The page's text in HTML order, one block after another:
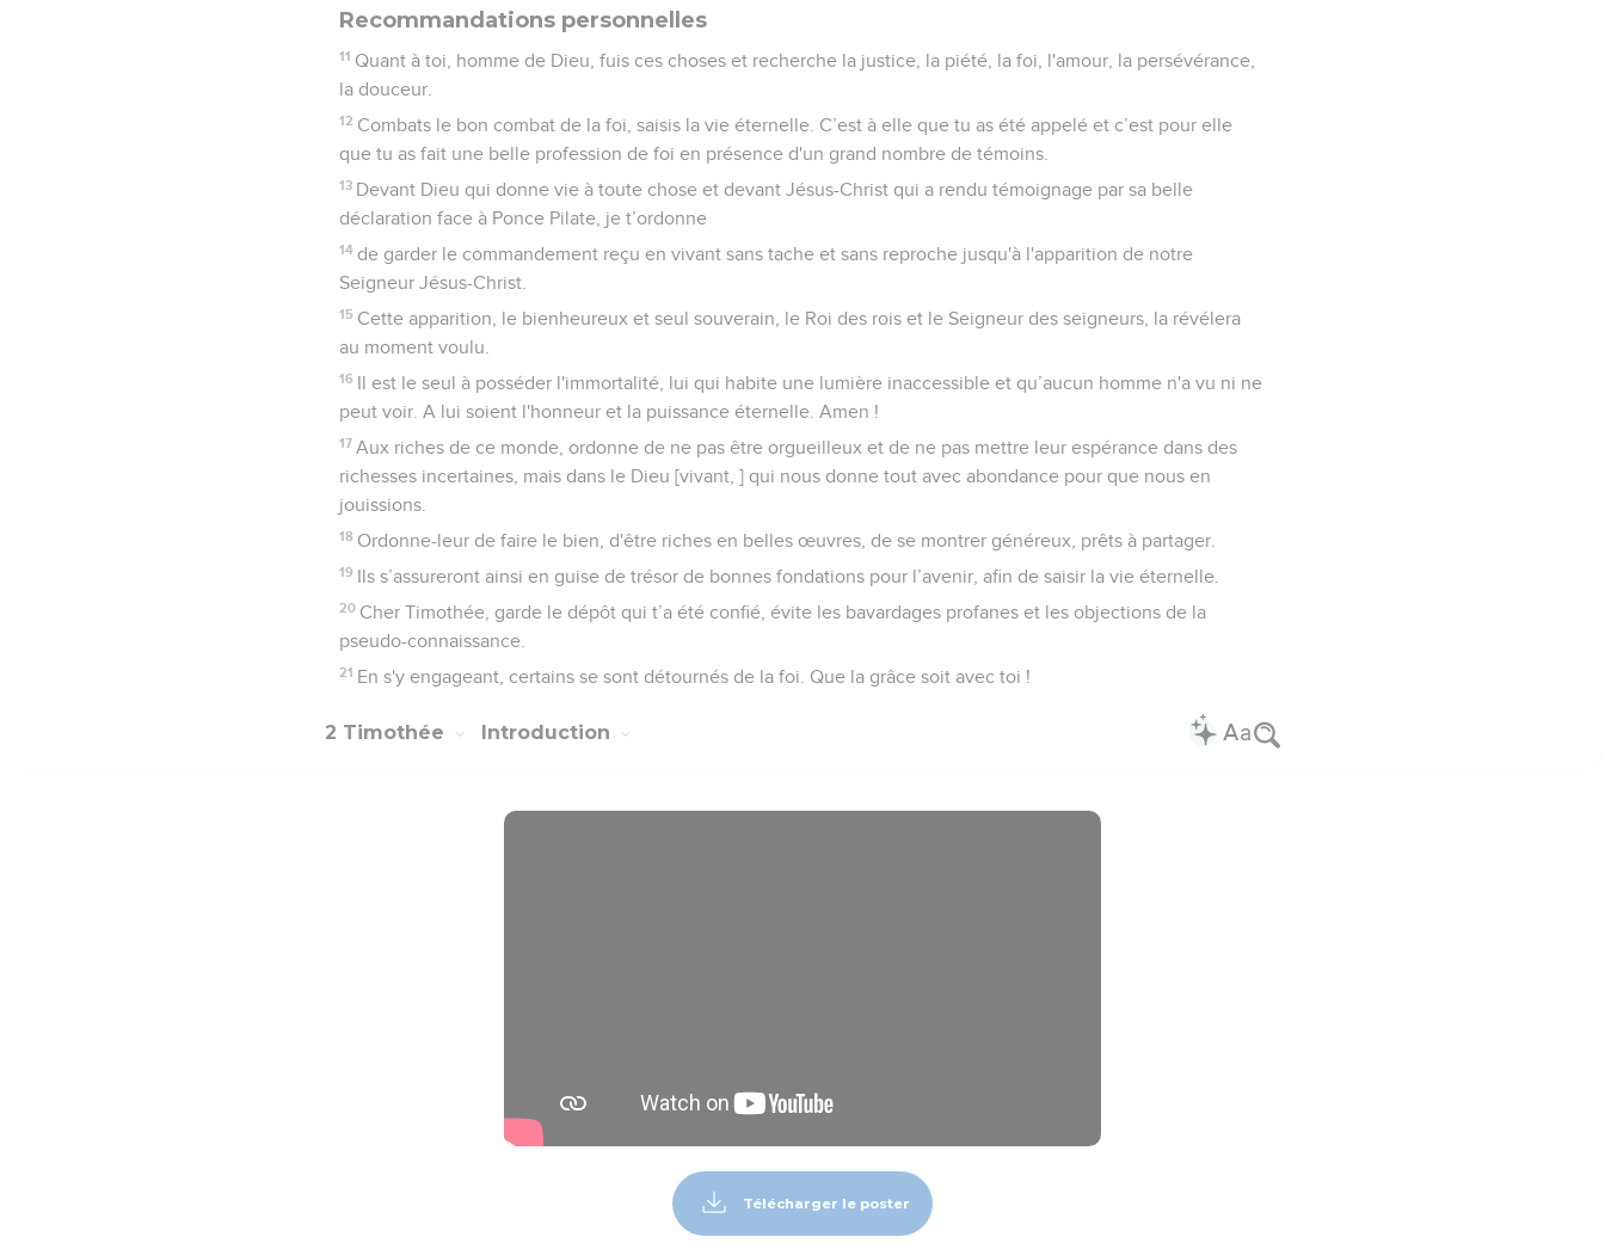
Recommandations personnelles
11 Quant à toi, homme de Dieu, fuis ces choses et recherche la justice, la piété, la foi, l'amour, la persévérance,
la douceur.
12 Combats le bon combat de la foi, saisis la vie éternelle. C’est à elle que tu as été appelé et c’est pour elle
que tu as fait une belle profession de foi en présence d'un grand nombre de témoins.
13 Devant Dieu qui donne vie à toute chose et devant Jésus-Christ qui a rendu témoignage par sa belle
déclaration face à Ponce Pilate, je t’ordonne
14 de garder le commandement reçu en vivant sans tache et sans reproche jusqu'à l'apparition de notre
Seigneur Jésus-Christ.
15 Cette apparition, le bienheureux et seul souverain, le Roi des rois et le Seigneur des seigneurs, la révélera
au moment voulu.
16 Il est le seul à posséder l'immortalité, lui qui habite une lumière inaccessible et qu’aucun homme n'a vu ni ne
peut voir. A lui soient l'honneur et la puissance éternelle. Amen !
17 Aux riches de ce monde, ordonne de ne pas être orgueilleux et de ne pas mettre leur espérance dans des
richesses incertaines, mais dans le Dieu [vivant, ] qui nous donne tout avec abondance pour que nous en
jouissions.
18 Ordonne-leur de faire le bien, d'être riches en belles œuvres, de se montrer généreux, prêts à partager.
19 Ils s’assureront ainsi en guise de trésor de bonnes fondations pour l’avenir, afin de saisir la vie éternelle.
20 Cher Timothée, garde le dépôt qui t’a été confié, évite les bavardages profanes et les objections de la
pseudo-connaissance.
21 En s'y engageant, certains se sont détournés de la foi. Que la grâce soit avec toi !
2 Timothée Introduction
Télécharger le poster